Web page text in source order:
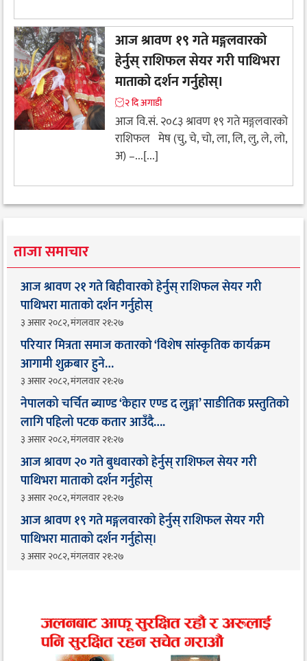
आज श्रावण १९ गते मङ्गलवारको
हेर्नुस् राशिफल सेयर गरी पाथिभरा
माताको दर्शन गर्नुहोस्।
२ दि अगाडी
आज वि.सं. २०८३ श्रावण १९ गते मङ्गलवारको
राशिफल मेष (चु, चे, चो, ला, लि, लु, ले, लो,
अ) –...[...]
ताजा समाचार
आज श्रावण २१ गते बिहीवारको हेर्नुस् राशिफल सेयर गरी
पाथिभरा माताको दर्शन गर्नुहोस्
३ असार २०८२, मंगलवार २१:२७
परियार मित्रता समाज कतारको ‘विशेष सांस्कृतिक कार्यक्रम
आगामी शुक्रबार हुने…
३ असार २०८२, मंगलवार २१:२७
नेपालको चर्चित ब्याण्ड ‘केहार एण्ड द लुङ्गा’ साङीतिक प्रस्तुतिको
लागि पहिलो पटक कतार आउँदै…. ​
३ असार २०८२, मंगलवार २१:२७
आज श्रावण २० गते बुधवारको हेर्नुस् राशिफल सेयर गरी
पाथिभरा माताको दर्शन गर्नुहोस्
३ असार २०८२, मंगलवार २१:२७
आज श्रावण १९ गते मङ्गलवारको हेर्नुस् राशिफल सेयर गरी
पाथिभरा माताको दर्शन गर्नुहोस्।
३ असार २०८२, मंगलवार २१:२७